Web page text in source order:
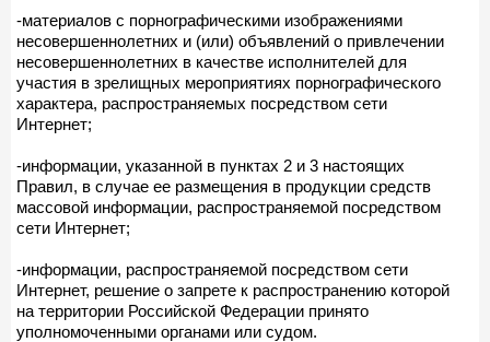
-материалов с порнографическими изображениями
несовершеннолетних и (или) объявлений о привлечении
несовершеннолетних в качестве исполнителей для
участия в зрелищных мероприятиях порнографического
характера, распространяемых посредством сети
Интернет;
-информации, указанной в пунктах 2 и 3 настоящих
Правил, в случае ее размещения в продукции средств
массовой информации, распространяемой посредством
сети Интернет;
-информации, распространяемой посредством сети
Интернет, решение о запрете к распространению которой
на территории Российской Федерации принято
уполномоченными органами или судом.